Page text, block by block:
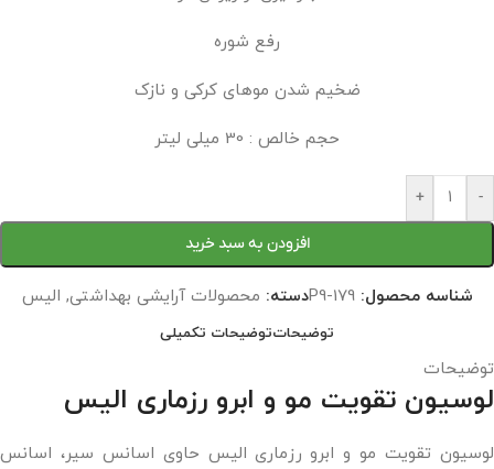
رفع شوره
ضخیم شدن موهای کرکی و نازک
حجم خالص : 30 میلی لیتر
-
+
افزودن به سبد خرید
شناسه محصول:P9-179دسته: محصولات آرایشی بهداشتی, الیس
توضیحاتتوضیحات تکمیلی
توضیحات
لوسیون تقویت مو و ابرو رزماری الیس
لوسیون تقویت مو و ابرو رزماری الیس حاوی اسانس سیر، اسانس